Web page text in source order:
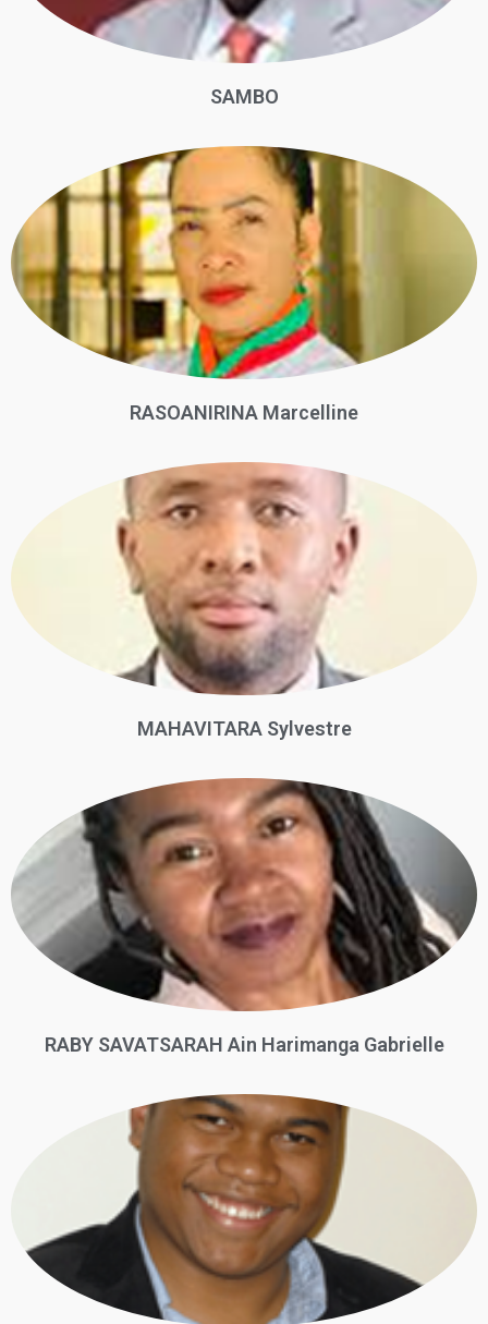
SAMBO
RASOANIRINA Marcelline
MAHAVITARA Sylvestre
RABY SAVATSARAH Ain Harimanga Gabrielle